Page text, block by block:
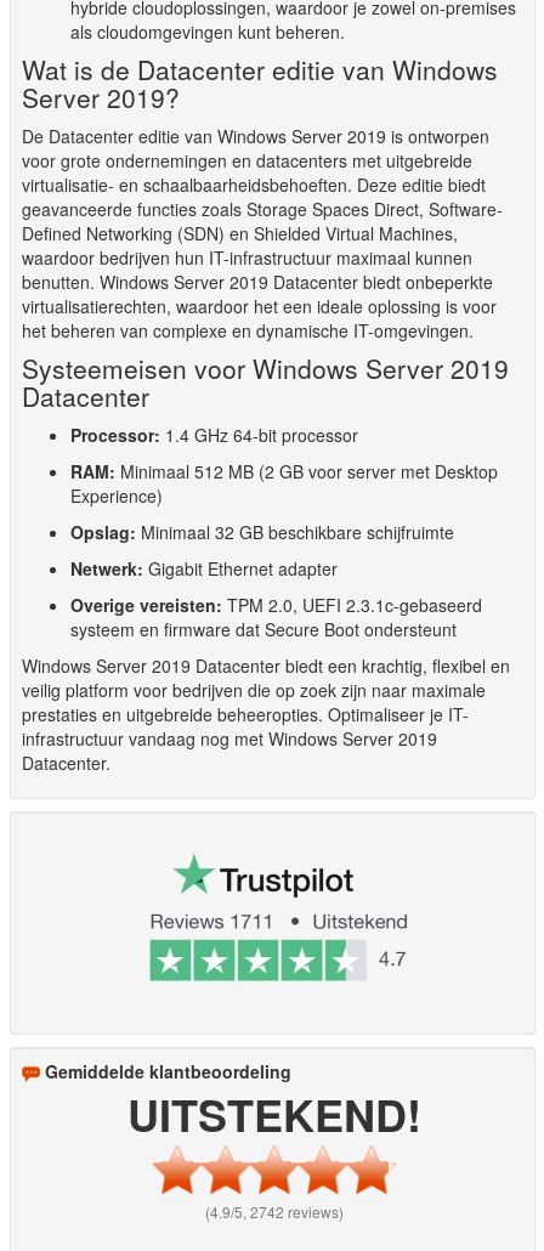
hybride cloudoplossingen, waardoor je zowel on-premises
als cloudomgevingen kunt beheren.
Wat is de Datacenter editie van Windows
Server 2019?
De Datacenter editie van Windows Server 2019 is ontworpen
voor grote ondernemingen en datacenters met uitgebreide
virtualisatie- en schaalbaarheidsbehoeften. Deze editie biedt
geavanceerde functies zoals Storage Spaces Direct, Software-
Defined Networking (SDN) en Shielded Virtual Machines,
waardoor bedrijven hun IT-infrastructuur maximaal kunnen
benutten. Windows Server 2019 Datacenter biedt onbeperkte
virtualisatierechten, waardoor het een ideale oplossing is voor
het beheren van complexe en dynamische IT-omgevingen.
Systeemeisen voor Windows Server 2019
Datacenter
Processor: 1.4 GHz 64-bit processor
RAM: Minimaal 512 MB (2 GB voor server met Desktop
Experience)
Opslag: Minimaal 32 GB beschikbare schijfruimte
Netwerk: Gigabit Ethernet adapter
Overige vereisten: TPM 2.0, UEFI 2.3.1c-gebaseerd
systeem en firmware dat Secure Boot ondersteunt
Windows Server 2019 Datacenter biedt een krachtig, flexibel en
veilig platform voor bedrijven die op zoek zijn naar maximale
prestaties en uitgebreide beheeropties. Optimaliseer je IT-
infrastructuur vandaag nog met Windows Server 2019
Datacenter.
Gemiddelde klantbeoordeling
UITSTEKEND!
(4.9/5, 2742 reviews)